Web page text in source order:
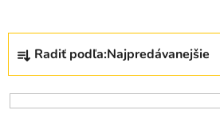
R
d
e
Radiť podľa:Najpredávanejšie